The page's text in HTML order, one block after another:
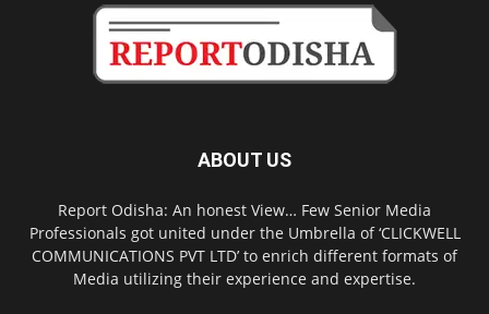
ABOUT US
Report Odisha: An honest View… Few Senior Media
Professionals got united under the Umbrella of ‘CLICKWELL
COMMUNICATIONS PVT LTD’ to enrich different formats of
Media utilizing their experience and expertise.